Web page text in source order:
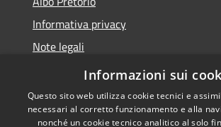
Informativa privacy
Note legali
Dichiarazione di accessibilità
Informazioni sui
Questo sito web utilizza cookie tecnici e
necessari al corretto funzionamento e alla
nonché un cookie tecnico analitico al solo